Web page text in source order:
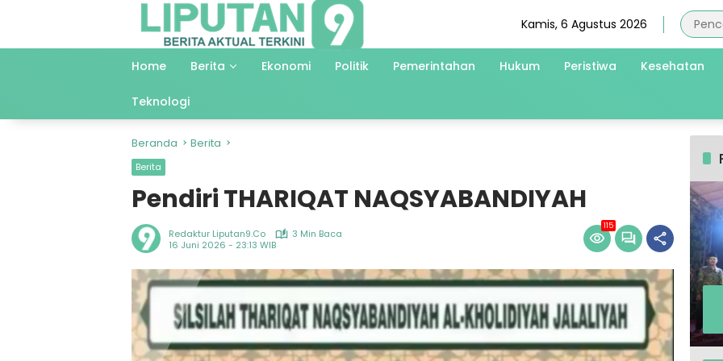
Kamis, 6 Agustus 2026
Home Berita Ekonomi Politik Pemerintahan Hukum Peristiwa Kesehatan
Teknologi
Beranda Berita
Berita
Pendiri THARIQAT NAQSYABANDIYAH
Redaktur Liputan9.co
3 Min Baca
16 Juni 2026 - 23:13 WIB
115